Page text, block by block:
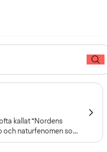
kallat “Nordens
och naturfenomen som
stadsliv vid